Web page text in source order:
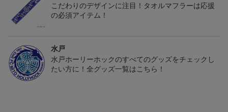
こだわりのデザインに注目！タオルマフラーは応援
の必須アイテム！
水戸
水戸ホーリーホックのすべてのグッズをチェックし
たい方に！全グッズ一覧はこちら！